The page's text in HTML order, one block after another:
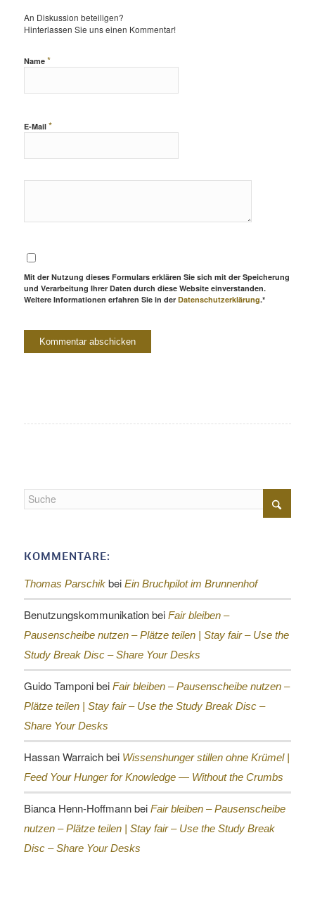
An Diskussion beteiligen?
Hinterlassen Sie uns einen Kommentar!
Name *
E-Mail *
Mit der Nutzung dieses Formulars erklären Sie sich mit der Speicherung
und Verarbeitung Ihrer Daten durch diese Website einverstanden.
Weitere Informationen erfahren Sie in der Datenschutzerklärung.*
KOMMENTARE:
Thomas Parschikbei Ein Bruchpilot im Brunnenhof
Benutzungskommunikationbei Fair bleiben –
Pausenscheibe nutzen – Plätze teilen | Stay fair – Use the
Study Break Disc – Share Your Desks
Guido Tamponibei Fair bleiben – Pausenscheibe nutzen –
Plätze teilen | Stay fair – Use the Study Break Disc –
Share Your Desks
Hassan Warraichbei Wissenshunger stillen ohne Krümel |
Feed Your Hunger for Knowledge — Without the Crumbs
Bianca Henn-Hoffmannbei Fair bleiben – Pausenscheibe
nutzen – Plätze teilen | Stay fair – Use the Study Break
Disc – Share Your Desks